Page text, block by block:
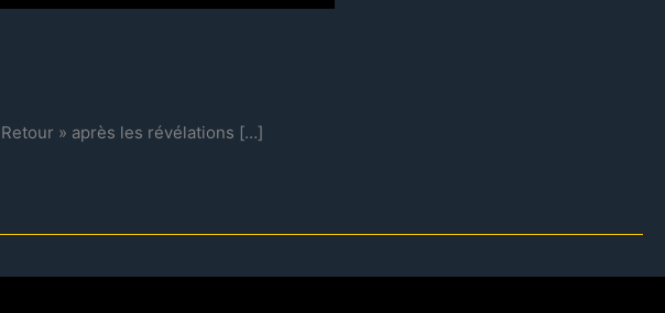
» après les révélations […]